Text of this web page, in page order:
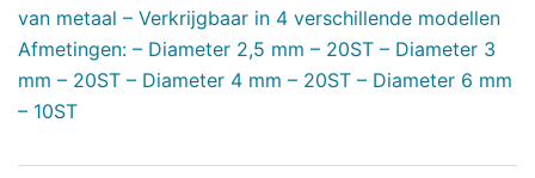
van metaal – Verkrijgbaar in 4 verschillende modellen
Afmetingen: – Diameter 2,5 mm – 20ST – Diameter 3
mm – 20ST – Diameter 4 mm – 20ST – Diameter 6 mm
– 10ST